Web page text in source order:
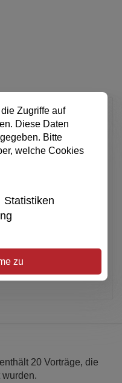
Anzahl
Verfügbar
Artikel merken
20 Vorträge, die
Zugriffe auf
Diese Daten
Bitte
welche Cookies
Statistiken
zu